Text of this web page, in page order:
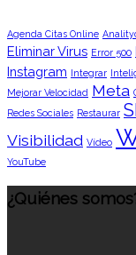
Agenda Citas Online
Eliminar Virus Error 500
Instagram Integrar
Mejorar Velocidad Meta
Redes Sociales Restaurar
Visibilidad Vídeo
YouTube
¿Quiénes